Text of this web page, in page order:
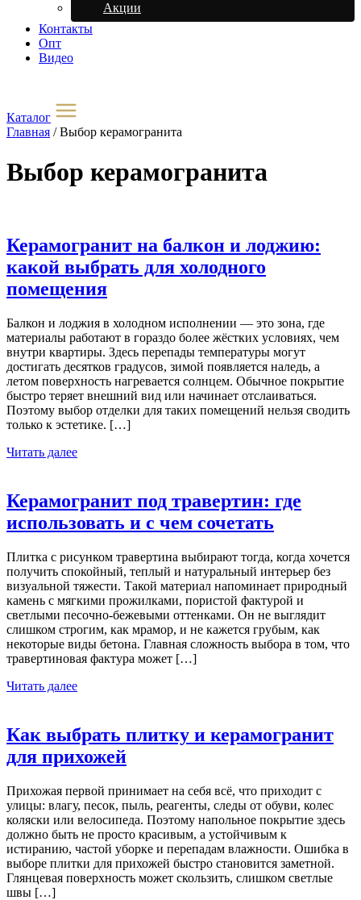
Акции
Контакты
Опт
Видео
Каталог
Главная /Выбор керамогранита
Выбор керамогранита
Керамогранит на балкон и лоджию:
какой выбрать для холодного
помещения
Балкон и лоджия в холодном исполнении — это зона, где
материалы работают в гораздо более жёстких условиях, чем
внутри квартиры. Здесь перепады температуры могут
достигать десятков градусов, зимой появляется наледь, а
летом поверхность нагревается солнцем. Обычное покрытие
быстро теряет внешний вид или начинает отслаиваться.
Поэтому выбор отделки для таких помещений нельзя сводить
только к эстетике. […]
Читать далее
Керамогранит под травертин: где
использовать и с чем сочетать
Плитка с рисунком травертина выбирают тогда, когда хочется
получить спокойный, теплый и натуральный интерьер без
визуальной тяжести. Такой материал напоминает природный
камень с мягкими прожилками, пористой фактурой и
светлыми песочно-бежевыми оттенками. Он не выглядит
слишком строгим, как мрамор, и не кажется грубым, как
некоторые виды бетона. Главная сложность выбора в том, что
травертиновая фактура может […]
Читать далее
Как выбрать плитку и керамогранит
для прихожей
Прихожая первой принимает на себя всё, что приходит с
улицы: влагу, песок, пыль, реагенты, следы от обуви, колес
коляски или велосипеда. Поэтому напольное покрытие здесь
должно быть не просто красивым, а устойчивым к
истиранию, частой уборке и перепадам влажности. Ошибка в
выборе плитки для прихожей быстро становится заметной.
Глянцевая поверхность может скользить, слишком светлые
швы […]